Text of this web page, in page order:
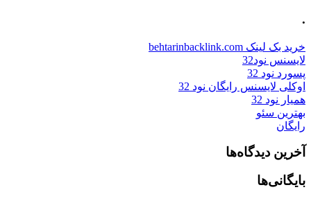
.
خرید بک لینک behtarinbacklink.com
لایسنس نود32
پسورد نود 32
اوکلی لایسنس رایگان نود 32
همیار نود 32
بهترین سئو
رایگان
آخرین دیدگاه‌ها
بایگانی‌ها